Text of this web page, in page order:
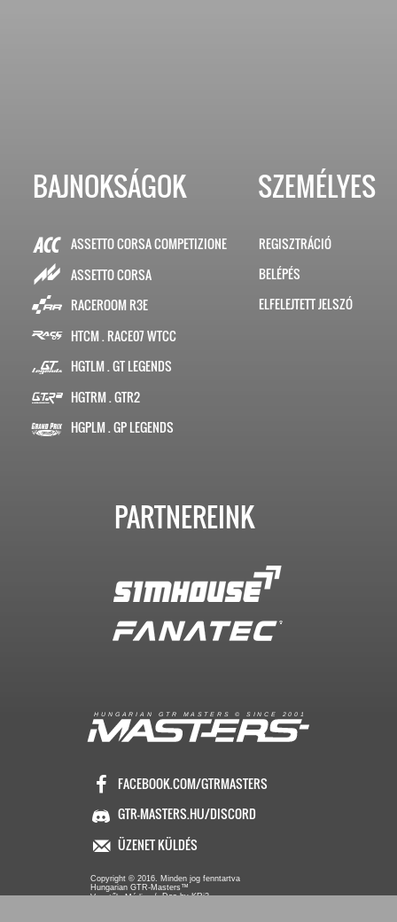
BAJNOKSÁGOK
ASSETTO CORSA COMPETIZIONE
ASSETTO CORSA
RACEROOM R3E
HTCM . RACE07 WTCC
HGTLM . GT LEGENDS
HGTRM . GTR2
HGPLM . GP LEGENDS
SZEMÉLYES
REGISZTRÁCIÓ
BELÉPÉS
ELFELEJTETT JELSZÓ
PARTNEREINK
H U N G A R I A N G T R M A S T E R S © S I N C E 2 0 0 1
FACEBOOK.COM/GTRMASTERS
GTR-MASTERS.HU/DISCORD
ÜZENET KÜLDÉS
Copyright © 2016. Minden jog fenntartva
Hungarian GTR-Masters™
Vezetők Média / Des by KRi2